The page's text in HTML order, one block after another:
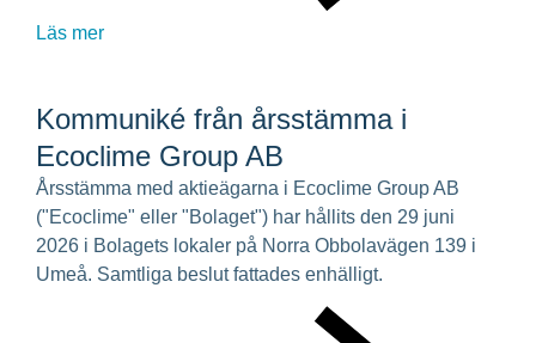
Läs mer
Kommuniké från årsstämma i
Ecoclime Group AB
Årsstämma med aktieägarna i Ecoclime Group AB
("Ecoclime" eller "Bolaget") har hållits den 29 juni
2026 i Bolagets lokaler på Norra Obbolavägen 139 i
Umeå. Samtliga beslut fattades enhälligt.